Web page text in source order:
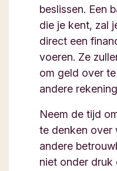
beslissen. Een
die je kent, zal
direct een
voeren. Ze
om geld over
andere
Neem de tijd
te denken over
andere
niet onder druk